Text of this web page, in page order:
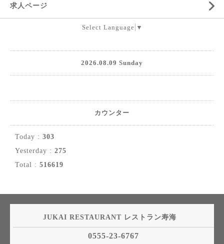
求人ページ
Select Language ▼
2026.08.09 Sunday
カウンター
Today : 303
Yesterday : 275
Total : 516619
JUKAI RESTAURANT レストラン寿海
0555-23-6767